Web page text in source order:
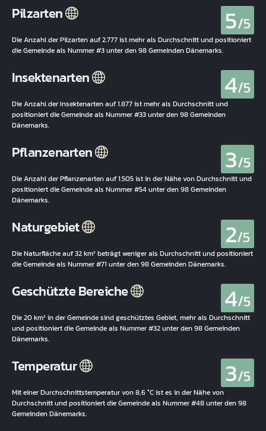
Pilzarten 5/5
Die Anzahl der Pilzarten auf 2.777 ist mehr als Durchschnitt und positioniert
die Gemeinde als Nummer #3 unter den 98 Gemeinden Dänemarks.
Insektenarten 4/5
Die Anzahl der Insektenarten auf 1.877 ist mehr als Durchschnitt und
positioniert die Gemeinde als Nummer #33 unter den 98 Gemeinden
Dänemarks.
Pflanzenarten 3/5
Die Anzahl der Pflanzenarten auf 1.505 ist in der Nähe von Durchschnitt und
positioniert die Gemeinde als Nummer #54 unter den 98 Gemeinden
Dänemarks.
Naturgebiet 2/5
Die Naturfläche auf 32 km² beträgt weniger als Durchschnitt und positioniert
die Gemeinde als Nummer #71 unter den 98 Gemeinden Dänemarks.
Geschützte Bereiche 4/5
Die 20 km² in der Gemeinde sind geschütztes Gebiet, mehr als Durchschnitt
und positioniert die Gemeinde als Nummer #32 unter den 98 Gemeinden
Dänemarks.
Temperatur 3/5
Mit einer Durchschnittstemperatur von 8,6 °C ist es in der Nähe von
Durchschnitt und positioniert die Gemeinde als Nummer #48 unter den 98
Gemeinden Dänemarks.